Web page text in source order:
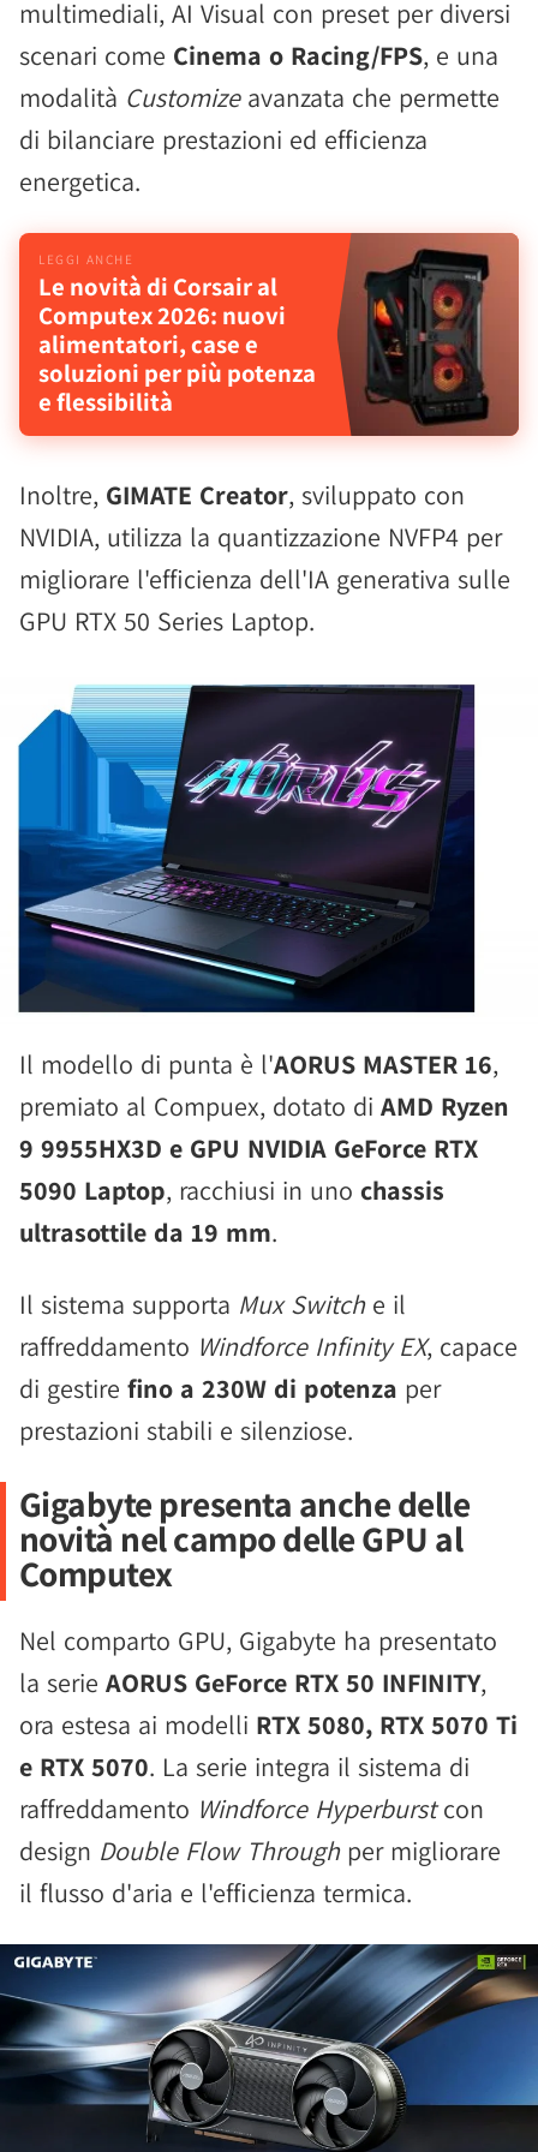
multimediali, AI Visual con preset per diversi
scenari come Cinema o Racing/FPS, e una
modalità Customizeavanzata che permette
di bilanciare prestazioni ed efficienza
energetica.
Le novità di Corsair al
Computex 2026: nuovi
alimentatori, case e
soluzioni per più potenza
e flessibilità
Inoltre, GIMATE Creator, sviluppato con
NVIDIA, utilizza la quantizzazione NVFP4 per
migliorare l'efficienza dell'IA generativa sulle
GPU RTX 50 Series Laptop.
Il modello di punta è l'AORUS MASTER 16,
premiato al Compuex, dotato di AMD Ryzen
9 9955HX3D e GPU NVIDIA GeForce RTX
5090 Laptop, racchiusi in uno chassis
ultrasottile da 19 mm.
Il sistema supporta Mux Switche il
raffreddamento Windforce Infinity EX, capace
di gestire fino a 230W di potenza per
prestazioni stabili e silenziose.
Gigabyte presenta anche delle
novità nel campo delle GPU al
Computex
Nel comparto GPU, Gigabyte ha presentato
la serie AORUS GeForce RTX 50 INFINITY,
ora estesa ai modelli RTX 5080, RTX 5070 Ti
e RTX 5070. La serie integra il sistema di
raffreddamento Windforce Hyperburstcon
design Double Flow Throughper migliorare
il flusso d'aria e l'efficienza termica.